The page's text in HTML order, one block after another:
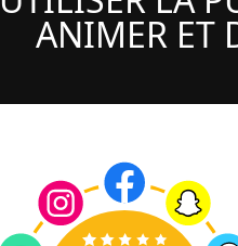
ANIMER ET